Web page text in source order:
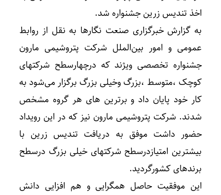
اخذ تندیس زرین جشنواره شد.
به گزارش خبرگزاری صنعت نگارها به نقل از روابط
عمومی و امور بین‌الملل شرکت پتروشیمی مارون
جشنواره تخصصی ویژند که درچهارسطح شرکتهای
کوچک ،متوسط ،بزرگ وخیلی بزرگ برگزار می‌شود به
کار خود پایان داد و برترین های هر گروه مشخص
شدند. شرکت پتروشیمی مارون نیز که در این رویداد
حضور داشت موفق به دریافت تندیس زرین با
بیشترین امتیازدرسطح شرکتهای خیلی بزرگ درسطح
برندهای کشورگردید.
این موفقیت حاصل همگرایی و هم افزایی دانش